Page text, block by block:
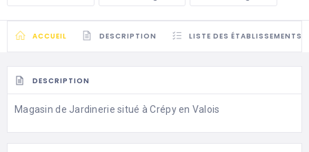
ACCUEIL DESCRIPTION LISTE DES ÉTABLISSEMENTS
DESCRIPTION
Magasin de Jardinerie situé à Crépy en Valois